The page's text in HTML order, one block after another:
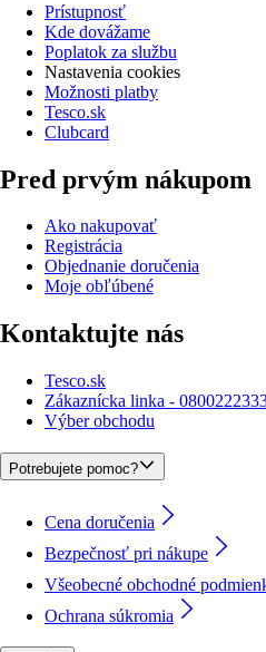
Prístupnosť
Kde dovážame
Poplatok za službu
Nastavenia cookies
Možnosti platby
Tesco.sk
Clubcard
Pred prvým nákupom
Ako nakupovať
Registrácia
Objednanie doručenia
Moje obľúbené
Kontaktujte nás
Tesco.sk
Zákaznícka linka -
Výber obchodu
Potrebujete pomoc?
Cena doručenia
Bezpečnosť pri nákupe
Všeobecné obchodné
Ochrana súkromia